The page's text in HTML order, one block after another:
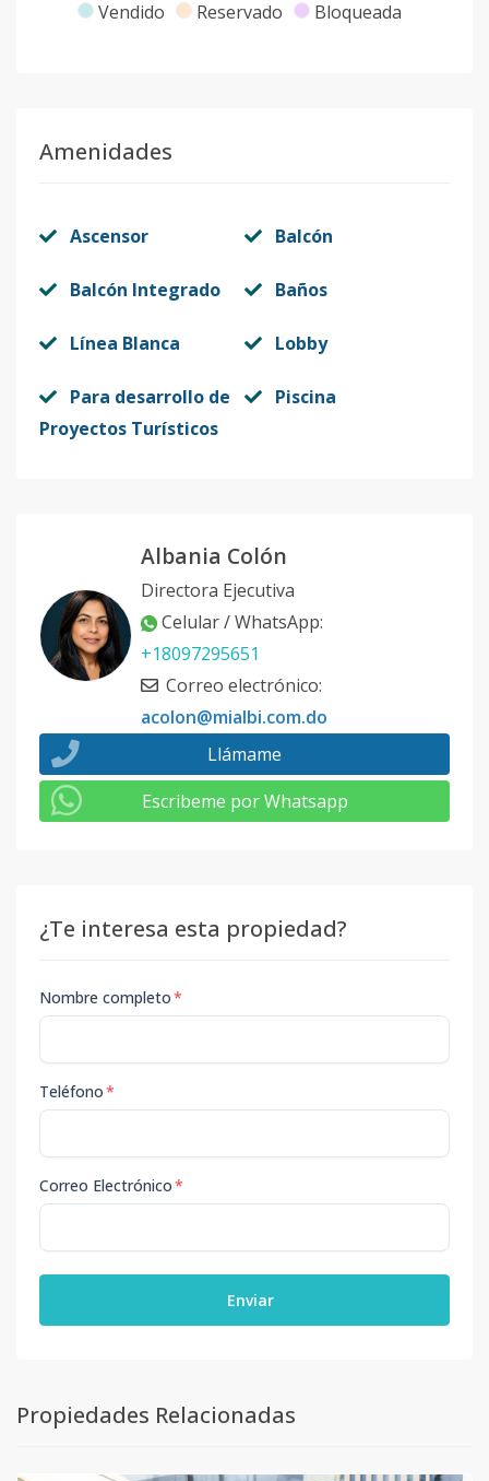
Vendido Reservado Bloqueada
Amenidades
Ascensor Balcón
Balcón Integrado Baños
Línea Blanca Lobby
Para desarrollo de
Proyectos Turísticos
Piscina
Albania Colón
Directora Ejecutiva
Celular / WhatsApp:
+18097295651
Correo electrónico:
acolon@mialbi.com.do
Llámame
Escribeme por Whatsapp
¿Te interesa esta propiedad?
Nombre completo*
Teléfono*
Correo Electrónico*
Enviar
Propiedades Relacionadas